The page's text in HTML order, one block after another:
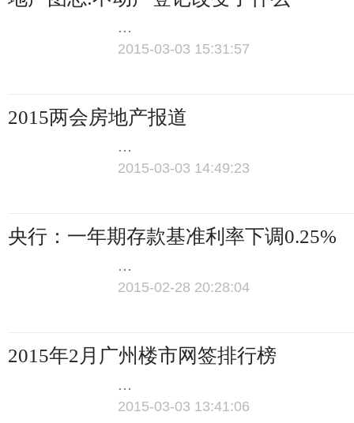
...
2015-03-03 15:31:57
2015两会房地产报道
...
2015-03-03 14:49:23
央行：一年期存款基准利率下调0.25%
...
2015-02-28 20:28:04
2015年2月广州楼市网签排行榜
...
2015-03-03 13:41:06